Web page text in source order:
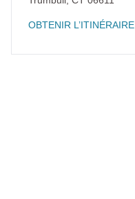
OBTENIR L’ITINÉRAIRE